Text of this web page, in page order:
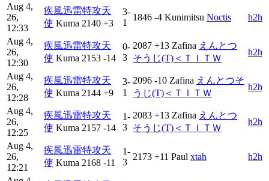
Aug 4,
26,
12:33
疾風迅雷特攻天
使 Kuma 2140 +3
3-
1
1846 -4 Kunimitsu Noctis h2h
Aug 4,
26,
12:30
疾風迅雷特攻天
使 Kuma 2153 -14
0-
3
2087 +13 Zafina えんとつ
そうじ(T)＜ＴＩＴＷ
h2h
Aug 4,
26,
12:28
疾風迅雷特攻天
使 Kuma 2144 +9
3-
1
2096 -10 Zafina えんとつそ
うじ(T)＜ＴＩＴＷ
h2h
Aug 4,
26,
12:25
疾風迅雷特攻天
使 Kuma 2157 -14
1-
3
2083 +13 Zafina えんとつ
そうじ(T)＜ＴＩＴＷ
h2h
Aug 4,
26,
12:21
疾風迅雷特攻天
使 Kuma 2168 -11
1-
3
2173 +11 Paul xtah h2h